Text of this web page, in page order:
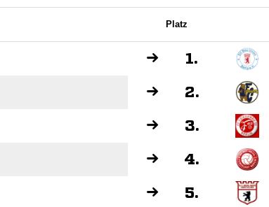
Platz
1.
2.
3.
4.
5.